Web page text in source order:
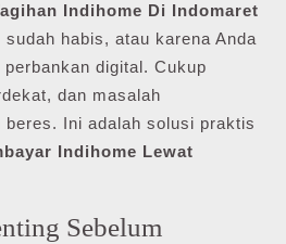
Indihome Di Indomaret
habis, atau karena Anda
digital. Cukup
dan masalah
beres. Ini adalah solusi praktis
Indihome Lewat
Sebelum